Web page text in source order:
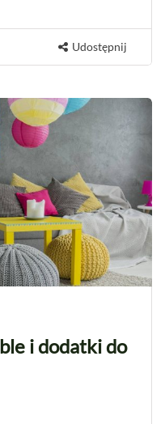
Udostępnij
i dodatki do